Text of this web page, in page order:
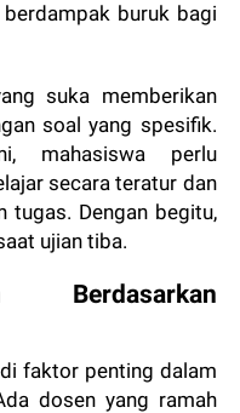
buruk bagi
suka memberikan
soal yang spesifik.
mahasiswa perlu
secara teratur dan
tugas. Dengan begitu,
ujian tiba.
Berdasarkan
faktor penting dalam
dosen yang ramah